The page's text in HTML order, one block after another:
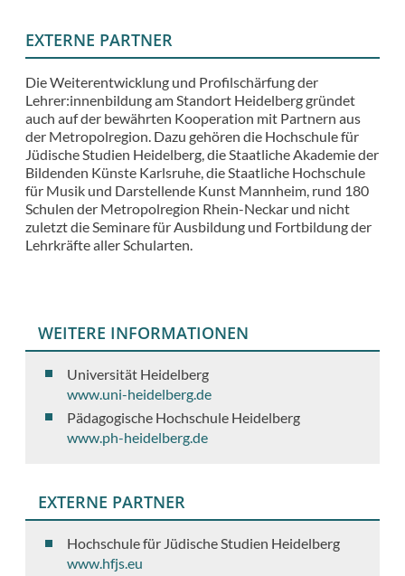
EXTERNE PARTNER
Die Weiterentwicklung und Profilschärfung der
Lehrer:innenbildung am Standort Heidelberg gründet
auch auf der bewährten Kooperation mit Partnern aus
der Metropolregion. Dazu gehören die Hochschule für
Jüdische Studien Heidelberg, die Staatliche Akademie der
Bildenden Künste Karlsruhe, die Staatliche Hochschule
für Musik und Darstellende Kunst Mannheim, rund 180
Schulen der Metropolregion Rhein-Neckar und nicht
zuletzt die Seminare für Ausbildung und Fortbildung der
Lehrkräfte aller Schularten.
WEITERE INFORMATIONEN
Universität Heidelberg
www.uni-heidelberg.de
Pädagogische Hochschule Heidelberg
www.ph-heidelberg.de
EXTERNE PARTNER
Hochschule für Jüdische Studien Heidelberg
www.hfjs.eu